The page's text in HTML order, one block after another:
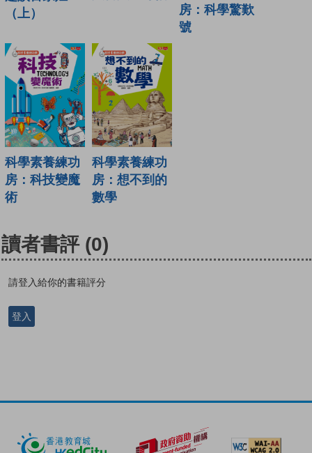
（上）
房：科學驚歎
號
科學素養練功
房：科技變魔
術
科學素養練功
房：想不到的
數學
讀者書評 (0)
請登入給你的書籍評分
登入